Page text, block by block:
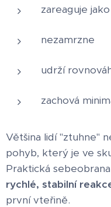
zareaguje
nezamrzne
udrží
zachová
Většina lidí "ztuhne"
pohyb, který je ve
Praktická
rychlé, stabilní
první vteřině.